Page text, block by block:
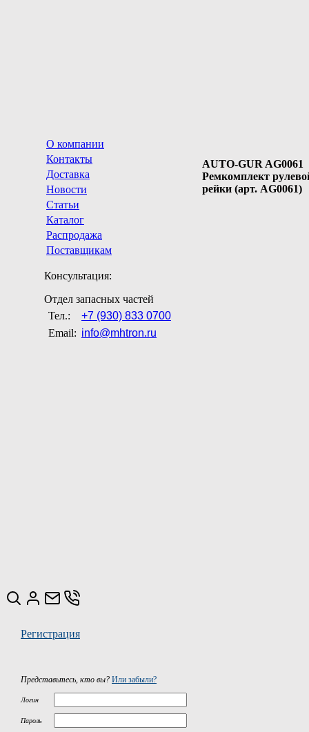
О компании
Контакты
Доставка
Новости
Статьи
Каталог
Распродажа
Поставщикам
Консультация:
Отдел запасных частей
Тел.:
+7 (930) 833 0700
Email: info@mhtron.ru
AUTO-GUR AG0061
Ремкомплект
рейки (арт. AG0061)
Регистрация
Представьтесь, кто вы? Или забыли?
Логин
Пароль